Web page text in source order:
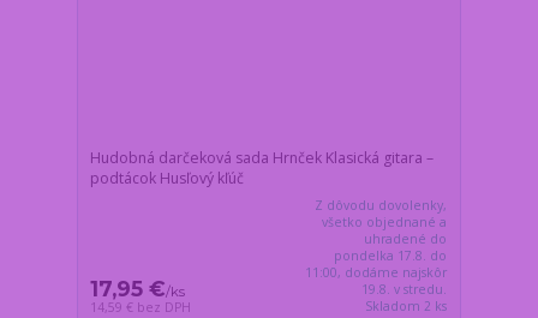
Hudobná darčeková sada Hrnček Klasická gitara –
podtácok Husľový kľúč
17,95 €/ks
14,59 € bez DPH
Z dôvodu dovolenky,
všetko objednané a
uhradené do
pondelka 17.8. do
11:00, dodáme najskôr
19.8. v stredu.
Skladom 2 ks